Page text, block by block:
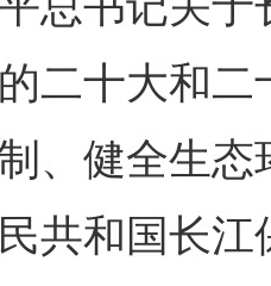
二十大和
、健全生
共和国长